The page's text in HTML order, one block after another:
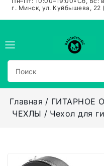
г. Минск, ул. Куйбышева, 22
Главная ГИТАРНОЕ
ЧЕХЛЫ
Чехол для